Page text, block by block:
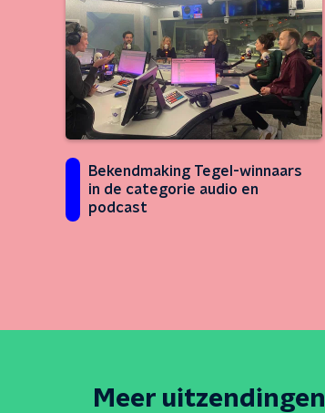
Bekendmaking Tegel-winnaars
in de categorie audio en
podcast
Meer uitzendingen